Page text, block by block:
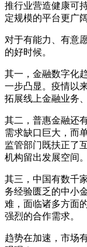
推行业营造健康可
定规模的平台更广
对于有能力、有意
的好时候。
其一，金融数字化
一步凸显。疫情以
拓展线上金融业务
其二，普惠金融还
需求缺口巨大，而
监管部门既扶正了
机构留出发展空间。
其三，中国有数千
务经验匮乏的中小
难，面临诸多方面
强烈的合作需求。
趋势在加速，市场